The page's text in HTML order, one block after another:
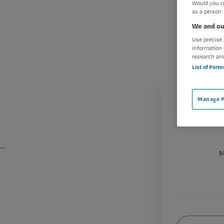
Wat
…
Would you
as a person
We and
Use
information
research
List of
Manage